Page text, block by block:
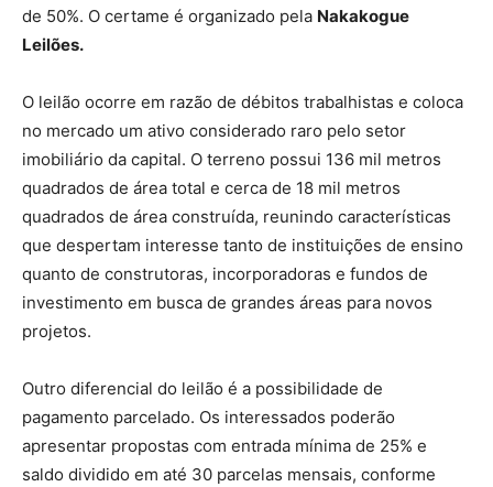
de 50%. O certame é organizado pela Nakakogue
Leilões.
O leilão ocorre em razão de débitos trabalhistas e coloca
no mercado um ativo considerado raro pelo setor
imobiliário da capital. O terreno possui 136 mil metros
quadrados de área total e cerca de 18 mil metros
quadrados de área construída, reunindo características
que despertam interesse tanto de instituições de ensino
quanto de construtoras, incorporadoras e fundos de
investimento em busca de grandes áreas para novos
projetos.
Outro diferencial do leilão é a possibilidade de
pagamento parcelado. Os interessados poderão
apresentar propostas com entrada mínima de 25% e
saldo dividido em até 30 parcelas mensais, conforme